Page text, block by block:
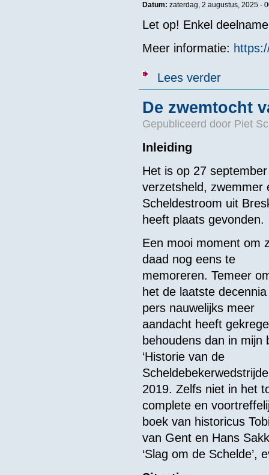
Datum: zaterdag, 2 augustus, 2025 -
Let op! Enkel
Meer informatie:
Lees verderover KNZB -
De zwemtocht
Gepubliceerd door Piet
Inleiding
Het is op 27
verzetsheld, zwemmer
Scheldestroom uit
heeft plaats gevonden.
Een mooi moment om
daad nog eens te
memoreren. Temeer
het de laatste
pers nauwelijks meer
aandacht heeft
behoudens dan in mijn
‘Historie van de
2019. Zelfs niet in het
complete en
boek van historicus
van Gent en Hans
‘Slag om de Schelde’,